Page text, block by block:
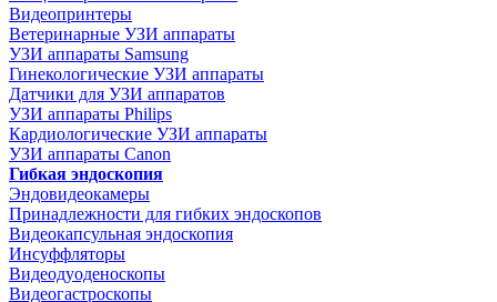
Видеопринтеры
Ветеринарные УЗИ аппараты
УЗИ аппараты Samsung
Гинекологические УЗИ аппараты
Датчики для УЗИ аппаратов
УЗИ аппараты Philips
Кардиологические УЗИ аппараты
УЗИ аппараты Canon
Гибкая эндоскопия
Эндовидеокамеры
Принадлежности для гибких эндоскопов
Видеокапсульная эндоскопия
Инсуффляторы
Видеодуоденоскопы
Видеогастроскопы